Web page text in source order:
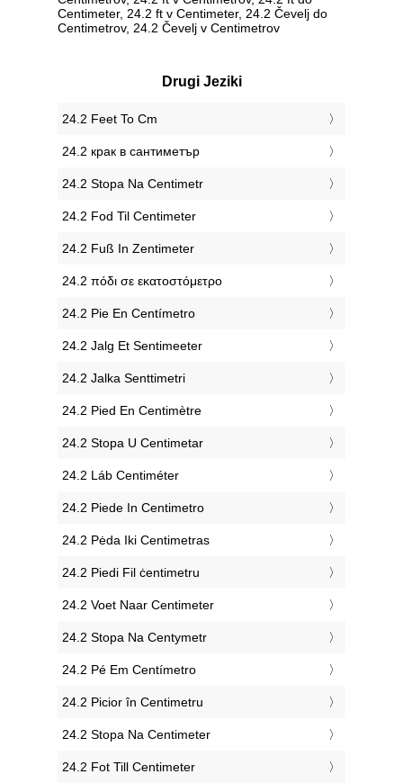
Centimeter, 24.2 ft v Centimeter, 24.2 Čevelj do
Centimetrov, 24.2 Čevelj v Centimetrov
Drugi Jeziki
‎24.2 Feet To Cm
‎24.2 крак в сантиметър
‎24.2 Stopa Na Centimetr
‎24.2 Fod Til Centimeter
‎24.2 Fuß In Zentimeter
‎24.2 πόδι σε εκατοστόμετρο
‎24.2 Pie En Centímetro
‎24.2 Jalg Et Sentimeeter
‎24.2 Jalka Senttimetri
‎24.2 Pied En Centimètre
‎24.2 Stopa U Centimetar
‎24.2 Láb Centiméter
‎24.2 Piede In Centimetro
‎24.2 Pėda Iki Centimetras
‎24.2 Piedi Fil ċentimetru
‎24.2 Voet Naar Centimeter
‎24.2 Stopa Na Centymetr
‎24.2 Pé Em Centímetro
‎24.2 Picior în Centimetru
‎24.2 Stopa Na Centimeter
‎24.2 Fot Till Centimeter